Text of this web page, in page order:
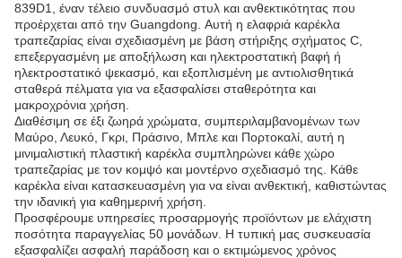
839D1, έναν τέλειο συνδυασμό στυλ και ανθεκτικότητας που
προέρχεται από την Guangdong. Αυτή η ελαφριά καρέκλα
τραπεζαρίας είναι σχεδιασμένη με βάση στήριξης σχήματος C,
επεξεργασμένη με αποξήλωση και ηλεκτροστατική βαφή ή
ηλεκτροστατικό ψεκασμό, και εξοπλισμένη με αντιολισθητικά
σταθερά πέλματα για να εξασφαλίσει σταθερότητα και
μακροχρόνια χρήση.
Διαθέσιμη σε έξι ζωηρά χρώματα, συμπεριλαμβανομένων των
Μαύρο, Λευκό, Γκρι, Πράσινο, Μπλε και Πορτοκαλί, αυτή η
μινιμαλιστική πλαστική καρέκλα συμπληρώνει κάθε χώρο
τραπεζαρίας με τον κομψό και μοντέρνο σχεδιασμό της. Κάθε
καρέκλα είναι κατασκευασμένη για να είναι ανθεκτική, καθιστώντας
την ιδανική για καθημερινή χρήση.
Προσφέρουμε υπηρεσίες προσαρμογής προϊόντων με ελάχιστη
ποσότητα παραγγελίας 50 μονάδων. Η τυπική μας συσκευασία
εξασφαλίζει ασφαλή παράδοση και ο εκτιμώμενος χρόνος